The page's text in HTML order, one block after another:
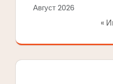
Август 2026
«